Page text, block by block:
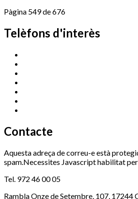
Pàgina 549 de 676
Telèfons d'interès
Contacte
Aquesta adreça de correu-e està
spam.Necessites Javascript habilitat
Tel. 972 46 00 05
Rambla Onze de Setembre, 107, 17244